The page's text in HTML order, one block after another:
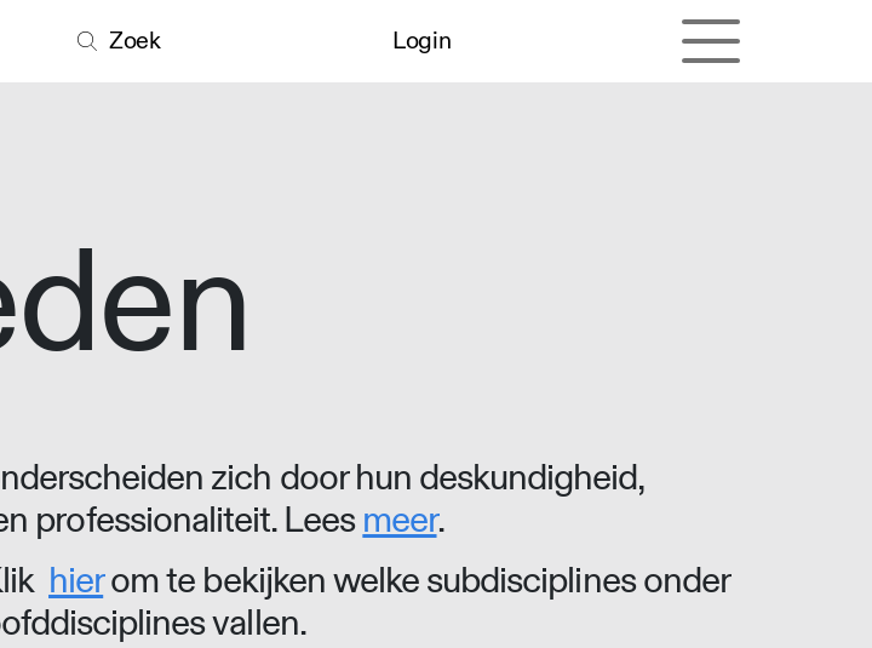
Zoek Login
zich door hun deskundigheid,
professionaliteit. Leesmeer.
hierom te bekijken welke subdisciplines onder
vallen.